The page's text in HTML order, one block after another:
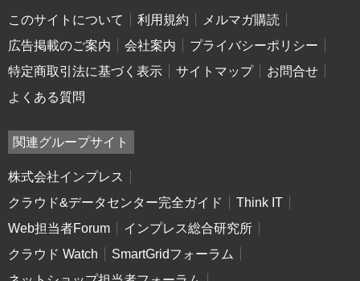
このサイトについて 利用規約
メルマガ購読
広告掲載のご案内
会社案内
プライバシーポリシー
特定商取引法に基づく表示
サイトマップ
お問合せ
よくある質問
関連グループサイト
株式会社インプレス
クラウド&データセンター完全ガイド
Think IT
Web担当者Forum
インプレス総合研究所
クラウド Watch
SmartGridフォーラム